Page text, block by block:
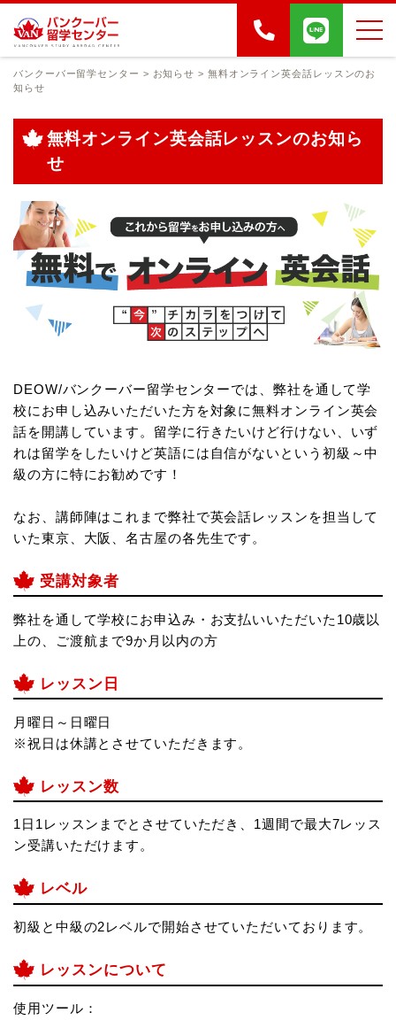
バンクーバー留学センター > お知らせ > 無料オンライン英会話レッスンのお
知らせ
無料オンライン英会話レッスンのお知ら
せ
DEOW/バンクーバー留学センターでは、弊社を通して学
校にお申し込みいただいた方を対象に無料オンライン英会
話を開講しています。 留学に行きたいけど行けない、いず
れは留学をしたいけど英語には自信がないという初級～中
級の方に特にお勧めです！
なお、講師陣はこれまで弊社で英会話レッスンを担当して
いた東京、大阪、名古屋の各先生です。
受講対象者
弊社を通して学校にお申込み・お支払いいただいた10歳以
上の、ご渡航まで9か月以内の方
レッスン日
月曜日～日曜日
※祝日は休講とさせていただきます。
レッスン数
1日1レッスンまでとさせていただき、1週間で最大7レッス
ン受講いただけます。
レベル
初級と中級の2レベルで開始させていただいております。
レッスンについて
使用ツール：